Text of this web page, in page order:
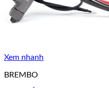
Xem nhanh
BREMBO